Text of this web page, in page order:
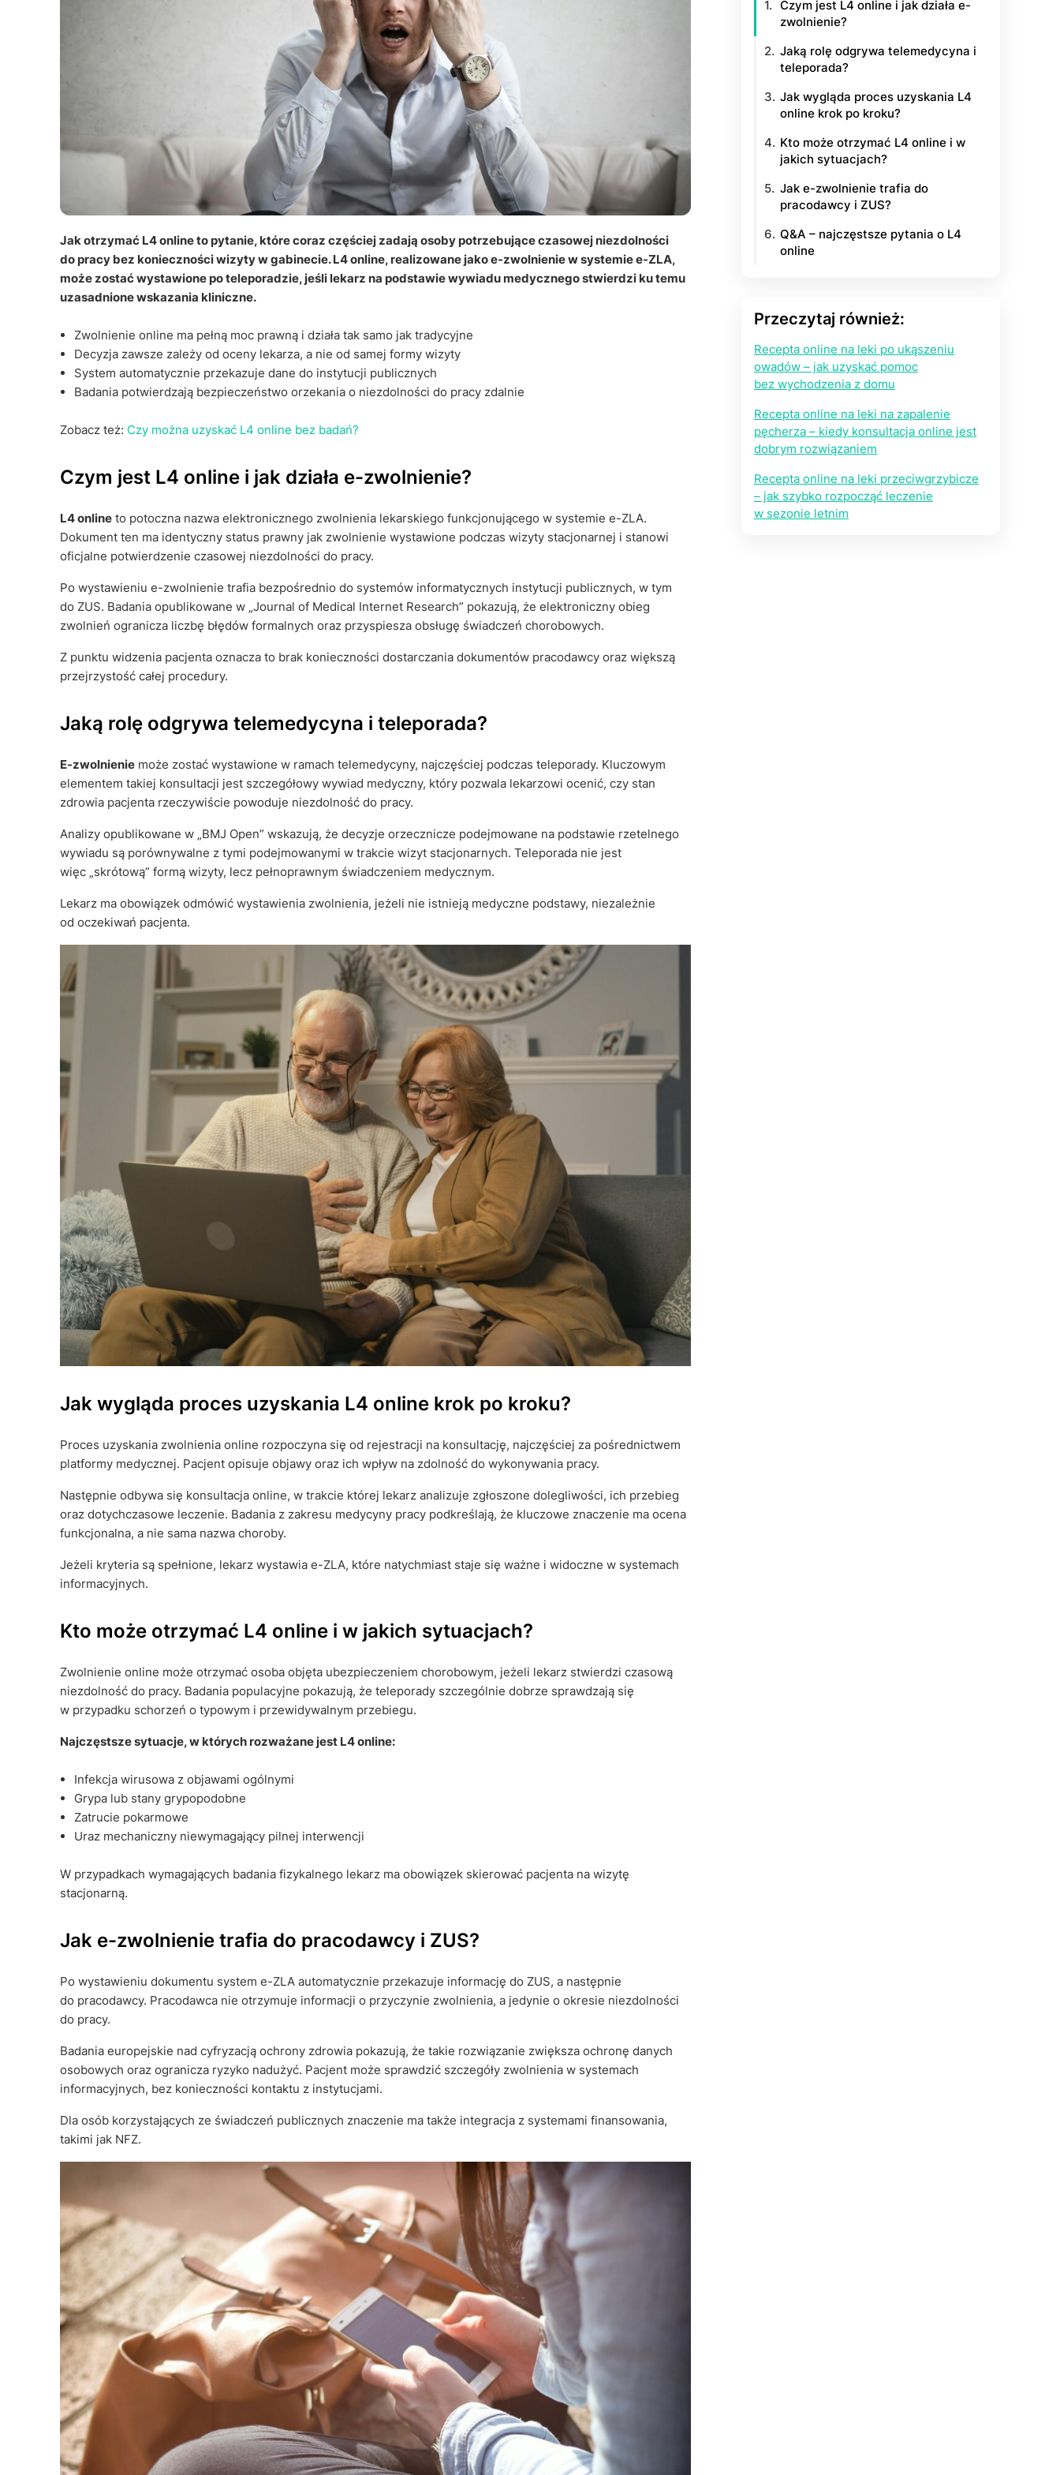
Jak otrzymać L4 online to pytanie, które coraz częściej zadają osoby potrzebujące czasowej niezdolności
do pracy bez konieczności wizyty w gabinecie. L4 online, realizowane jako e-zwolnienie w systemie e-ZLA,
może zostać wystawione po teleporadzie, jeśli lekarz na podstawie wywiadu medycznego stwierdzi ku temu
uzasadnione wskazania kliniczne.
Zwolnienie online ma pełną moc prawną i działa tak samo jak tradycyjne
Decyzja zawsze zależy od oceny lekarza, a nie od samej formy wizyty
System automatycznie przekazuje dane do instytucji publicznych
Badania potwierdzają bezpieczeństwo orzekania o niezdolności do pracy zdalnie
Zobacz też: Czy można uzyskać L4 online bez badań?
Czym jest L4 online i jak działa e-zwolnienie?
L4 online to potoczna nazwa elektronicznego zwolnienia lekarskiego funkcjonującego w systemie e-ZLA.
Dokument ten ma identyczny status prawny jak zwolnienie wystawione podczas wizyty stacjonarnej i stanowi
oficjalne potwierdzenie czasowej niezdolności do pracy.
Po wystawieniu e-zwolnienie trafia bezpośrednio do systemów informatycznych instytucji publicznych, w tym
do ZUS. Badania opublikowane w „Journal of Medical Internet Research” pokazują, że elektroniczny obieg
zwolnień ogranicza liczbę błędów formalnych oraz przyspiesza obsługę świadczeń chorobowych.
Z punktu widzenia pacjenta oznacza to brak konieczności dostarczania dokumentów pracodawcy oraz większą
przejrzystość całej procedury.
Jaką rolę odgrywa telemedycyna i teleporada?
E-zwolnienie może zostać wystawione w ramach telemedycyny, najczęściej podczas teleporady. Kluczowym
elementem takiej konsultacji jest szczegółowy wywiad medyczny, który pozwala lekarzowi ocenić, czy stan
zdrowia pacjenta rzeczywiście powoduje niezdolność do pracy.
Analizy opublikowane w „BMJ Open” wskazują, że decyzje orzecznicze podejmowane na podstawie rzetelnego
wywiadu są porównywalne z tymi podejmowanymi w trakcie wizyt stacjonarnych. Teleporada nie jest
więc „skrótową” formą wizyty, lecz pełnoprawnym świadczeniem medycznym.
Lekarz ma obowiązek odmówić wystawienia zwolnienia, jeżeli nie istnieją medyczne podstawy, niezależnie
od oczekiwań pacjenta.
Jak wygląda proces uzyskania L4 online krok po kroku?
Proces uzyskania zwolnienia online rozpoczyna się od rejestracji na konsultację, najczęściej za pośrednictwem
platformy medycznej. Pacjent opisuje objawy oraz ich wpływ na zdolność do wykonywania pracy.
Następnie odbywa się konsultacja online, w trakcie której lekarz analizuje zgłoszone dolegliwości, ich przebieg
oraz dotychczasowe leczenie. Badania z zakresu medycyny pracy podkreślają, że kluczowe znaczenie ma ocena
funkcjonalna, a nie sama nazwa choroby.
Jeżeli kryteria są spełnione, lekarz wystawia e-ZLA, które natychmiast staje się ważne i widoczne w systemach
informacyjnych.
Kto może otrzymać L4 online i w jakich sytuacjach?
Zwolnienie online może otrzymać osoba objęta ubezpieczeniem chorobowym, jeżeli lekarz stwierdzi czasową
niezdolność do pracy. Badania populacyjne pokazują, że teleporady szczególnie dobrze sprawdzają się
w przypadku schorzeń o typowym i przewidywalnym przebiegu.
Najczęstsze sytuacje, w których rozważane jest L4 online:
Infekcja wirusowa z objawami ogólnymi
Grypa lub stany grypopodobne
Zatrucie pokarmowe
Uraz mechaniczny niewymagający pilnej interwencji
W przypadkach wymagających badania fizykalnego lekarz ma obowiązek skierować pacjenta na wizytę
stacjonarną.
Jak e-zwolnienie trafia do pracodawcy i ZUS?
Po wystawieniu dokumentu system e-ZLA automatycznie przekazuje informację do ZUS, a następnie
do pracodawcy. Pracodawca nie otrzymuje informacji o przyczynie zwolnienia, a jedynie o okresie niezdolności
do pracy.
Badania europejskie nad cyfryzacją ochrony zdrowia pokazują, że takie rozwiązanie zwiększa ochronę danych
osobowych oraz ogranicza ryzyko nadużyć. Pacjent może sprawdzić szczegóły zwolnienia w systemach
informacyjnych, bez konieczności kontaktu z instytucjami.
Dla osób korzystających ze świadczeń publicznych znaczenie ma także integracja z systemami finansowania,
takimi jak NFZ.
Czym jest L4 online i jak działa e-
zwolnienie?
Jaką rolę odgrywa telemedycyna i
teleporada?
Jak wygląda proces uzyskania L4
online krok po kroku?
Kto może otrzymać L4 online i w
jakich sytuacjach?
Jak e-zwolnienie trafia do
pracodawcy i ZUS?
Q&A – najczęstsze pytania o L4
online
Przeczytaj również:
Recepta online na leki po ukąszeniu
owadów – jak uzyskać pomoc
bez wychodzenia z domu
Recepta online na leki na zapalenie
pęcherza – kiedy konsultacja online jest
dobrym rozwiązaniem
Recepta online na leki przeciwgrzybicze
– jak szybko rozpocząć leczenie
w sezonie letnim